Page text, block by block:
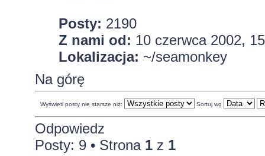
Posty: 2190
Z nami od: 10 czerwca 2002,
Lokalizacja: ~/seamonkey
Na górę
Wyświetl posty nie starsze niż: Sortuj wg
Odpowiedz
Posty: 9 • Strona 1z 1